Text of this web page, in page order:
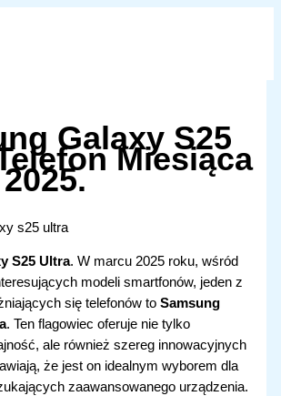
Galaxy S25
Miesiąca
S25 Ultra. W marcu 2025 roku, wśród
modeli smartfonów, jeden z
się telefonów toSamsung
. Ten flagowiec oferuje nie tylko
ale również szereg innowacyjnych
że jest on idealnym wyborem dla
zaawansowanego urządzenia.